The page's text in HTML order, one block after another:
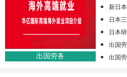
出国劳务
新日
日本
日本
出国
出国